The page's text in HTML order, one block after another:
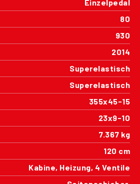
Einzelpedal
80
930
2014
Superelastisch
Superelastisch
355x45-15
23x9-10
7.367 kg
120 cm
Kabine, Heizung, 4 Ventile